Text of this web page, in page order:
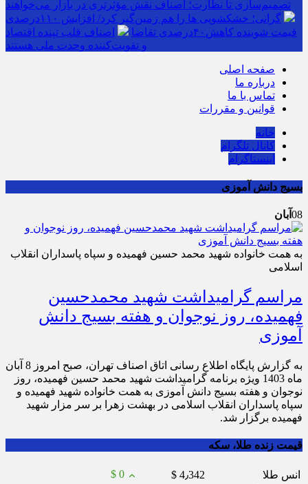
تصمیم‌سازی تا نظارت؛ اصناف نقش مؤثرتری در بازار می‌خواهند
گرانی؛ خشکشویی‌ ها را هم زمین‌گیر کرد/ افزایش ۱۱۰درصدی
قیمت شوینده کاهش۴۰درصدی تقاضا
اصناف قلب تپنده اقتصاد
و تقویت‌کننده وحدت ملی هستند
صفحه اصلی
درباره ما
تماس با ما
قوانین و مقررات
خانه
کانال تلگرام
اینستاگرام
بسیج دانش آموزی
08 آبان
به همت خانواده شهید محمد حسین فهمیده و سپاه پاسداران انقلاب
اسلامی
مراسم گرامیداشت شهید محمدحسین
فهمیده، روز نوجوان و هفته بسیج دانش
آموزی
به گزارش پایگاه اطلاع رسانی اتاق اصناف تهران، صبح امروز 8 آبان
ماه 1403 ویژه برنامه گرامیداشت شهید محمد حسین فهمیده، روز
نوجوان و هفته بسیج دانش آموزی به همت خانواده شهید فهمیده و
سپاه پاسداران انقلاب اسلامی در بهشت زهرا بر سر مزار شهید
فهمیده برگزار شد.
قیمت زنده طلا، سکه
انس طلا $ 4٫342
$ 0